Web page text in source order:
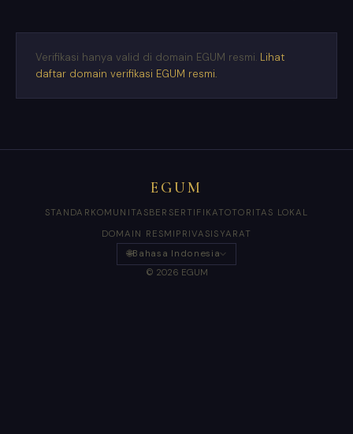
Verifikasi hanya valid di domain EGUM resmi. Lihat
daftar domain verifikasi EGUM resmi.
EGUM
STANDAR KOMUNITASBERSERTIFIKATOTORITAS LOKAL
DOMAIN RESMI PRIVASI SYARAT
🌐Bahasa Indonesia
© 2026 EGUM